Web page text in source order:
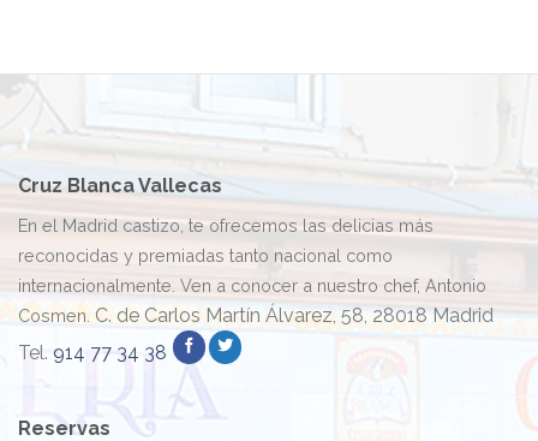
cocina
Blanca
Vallecas
Alimentos
de
Cruz Blanca Vallecas
En el Madrid castizo, te ofrecemos las delicias más
reconocidas y premiadas tanto nacional como
internacionalmente. Ven a conocer a nuestro chef, Antonio
Cosmen. C. de Carlos Martín Álvarez, 58, 28018 Madrid
Tel. 914 77 34 38
Reservas